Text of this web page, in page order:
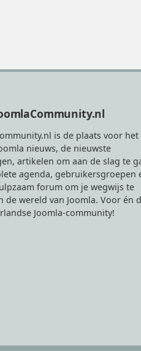
is de plaats voor het
nieuws, de nieuwste
artikelen om aan de slag te
agenda, gebruikersgroepen
forum om je wegwijs te
de wereld van Joomla. Voor én
Joomla-community!